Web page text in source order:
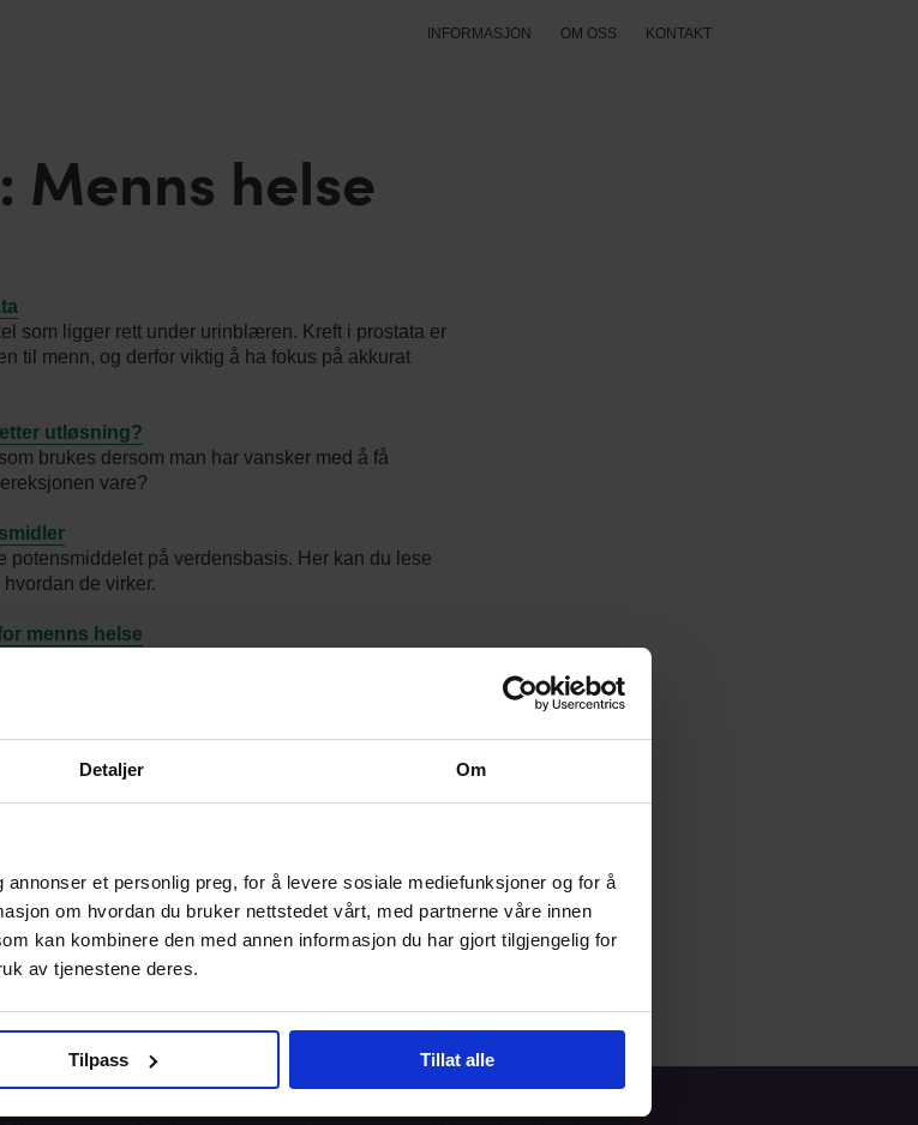
Detaljer Om
et personlig preg, for å levere sosiale mediefunksjoner og for å
om hvordan du bruker nettstedet vårt, med partnerne våre innen
kan kombinere den med annen informasjon du har gjort tilgjengelig for
av tjenestene deres.
Tilpass Tillat alle
INFORMASJON OM OSS KONTAKT
Menns helse
som ligger rett under urinblæren. Kreft i prostata er
til menn, og derfor viktig å ha fokus på akkurat
utløsning?
brukes dersom man har vansker med å få
vare?
potensmiddelet på verdensbasis. Her kan du lese
de virker.
menns helse
og forekommer hos de aller fleste menn.
kan behandles på mange forskjellige måter.
med vanlige potensmidler.